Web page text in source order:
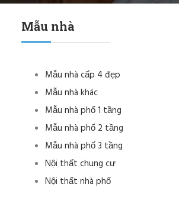
Mẫu nhà
Mẫu nhà cấp 4 đẹp
Mẫu nhà khác
Mẫu nhà phố 1 tầng
Mẫu nhà phố 2 tầng
Mẫu nhà phố 3 tầng
Nội thất chung cư
Nội thất nhà phố